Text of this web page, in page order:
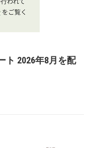
ト 2026年8月を配